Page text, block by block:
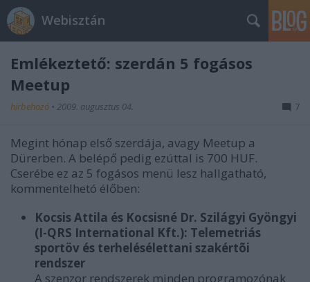
Webisztán
Emlékeztető: szerdán 5 fogásos
Meetup
hírbehozó • 2009. augusztus 04. 7
Megint hónap első szerdája, avagy Meetup a
Dürerben. A belépő pedig ezúttal is 700 HUF.
Cserébe ez az 5 fogásos menü lesz hallgatható,
kommentelhetó élőben:
Kocsis Attila és Kocsisné Dr. Szilágyi Gyöngyi
(I-QRS International Kft.): Telemetriás
sportöv és terhelésélettani szakértõi
rendszer
A szenzor rendszerek minden programozónak